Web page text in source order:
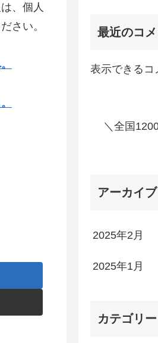
、個人
さい。
最近のコメ
表示できるコ
＼全国
アーカイブ
2025年2月
2025年1月
カテゴリー